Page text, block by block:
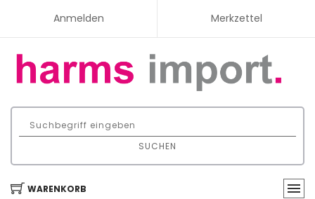
Anmelden Merkzettel
SUCHEN
WARENKORB